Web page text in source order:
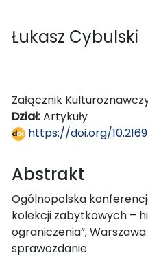
Łukasz Cybulski
Załącznik
Dział:Artykuły
https://doi.org/
Abstrakt
Ogólnopolska
kolekcji zabytkowych –
ograniczenia”,
sprawozdanie